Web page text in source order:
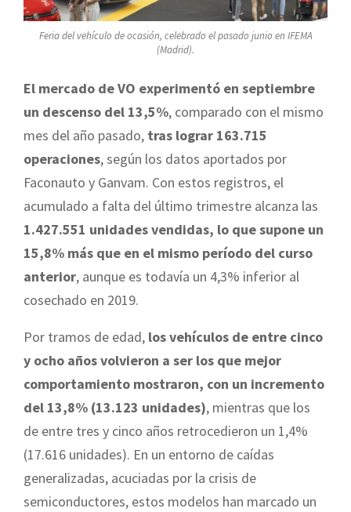
Feria del vehículo de ocasión, celebrado el pasado junio en IFEMA
(Madrid).
El mercado de VO experimentó en septiembre
un descenso del 13,5%, comparado con el mismo
mes del año pasado, tras lograr 163.715
operaciones, según los datos aportados por
Faconauto y Ganvam. Con estos registros, el
acumulado a falta del último trimestre alcanza las
1.427.551 unidades vendidas, lo que supone un
15,8% más que en el mismo período del curso
anterior, aunque es todavía un 4,3% inferior al
cosechado en 2019.
Por tramos de edad, los vehículos de entre cinco
y ocho años volvieron a ser los que mejor
comportamiento mostraron, con un incremento
del 13,8% (13.123 unidades), mientras que los
de entre tres y cinco años retrocedieron un 1,4%
(17.616 unidades). En un entorno de caídas
generalizadas, acuciadas por la crisis de
semiconductores, estos modelos han marcado un